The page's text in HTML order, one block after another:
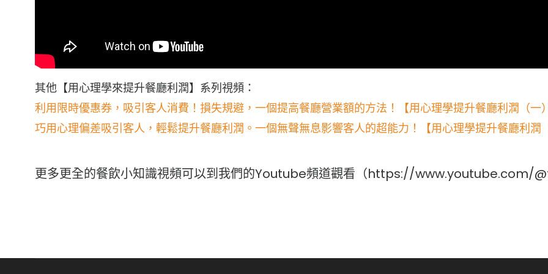
其他【用心理學來提升餐廳利潤】系列視頻：
利用限時優惠券，吸引客人消費！損失規避，一個提高餐廳營業額的方法！【用心理學提升餐廳利潤（一）
巧用心理偏差吸引客人，輕鬆提升餐廳利潤。一個無聲無息影響客人的超能力！【用心理學提升餐廳利潤
更多更全的餐飲小知識視頻可以到我們的Youtube頻道觀看（https://www.youtube.com/